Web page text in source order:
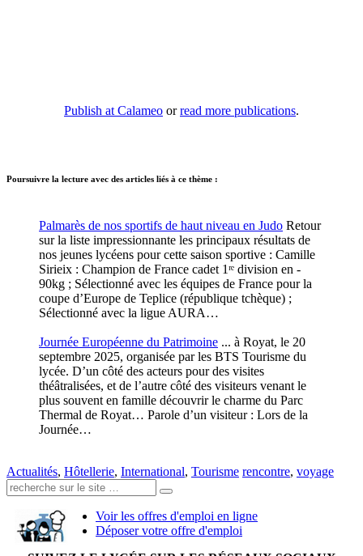
Publish at Calameo orread more publications.
Poursuivre la lecture avec des articles liés à ce thème :
Palmarès de nos sportifs de haut niveau en Judo Retour
sur la liste impressionnante les principaux résultats de
nos jeunes lycéens pour cette saison sportive : Camille
Sirieix : Champion de France cadet 1ʳᵉ division en -
90kg ; Sélectionné avec les équipes de France pour la
coupe d’Europe de Teplice (république tchèque) ;
Sélectionné avec la ligue AURA…
Journée Européenne du Patrimoine ... à Royat, le 20
septembre 2025, organisée par les BTS Tourisme du
lycée. D’un côté des acteurs pour des visites
théâtralisées, et de l’autre côté des visiteurs venant le
plus souvent en famille découvrir le charme du Parc
Thermal de Royat… Parole d’un visiteur : Lors de la
Journée…
Actualités, Hôtellerie, International, Tourisme rencontre, voyage
Recherche:
Voir les offres d'emploi en ligne
Déposer votre offre d'emploi